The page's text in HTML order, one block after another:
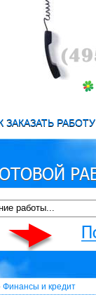
ЗАКАЗАТЬ РАБОТУ
Финансы и кредит